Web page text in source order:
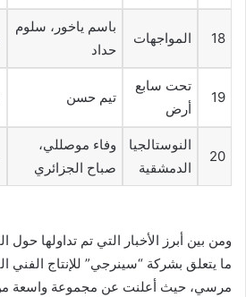
18 المواجهات
باسم ياخور، سلوم
حداد
19
تحت سابع
أرض
تيم حسن
20
النوستالجيا
الدمشقية
وفاء موصللي،
صباح الجزائري
ومن بين أبرز الأخبار التي تم تداولها
ما يتعلق بشركة “سينرجي” للإنتاج الفني
مرسي، حيث أعلنت عن مجموعة واسعة